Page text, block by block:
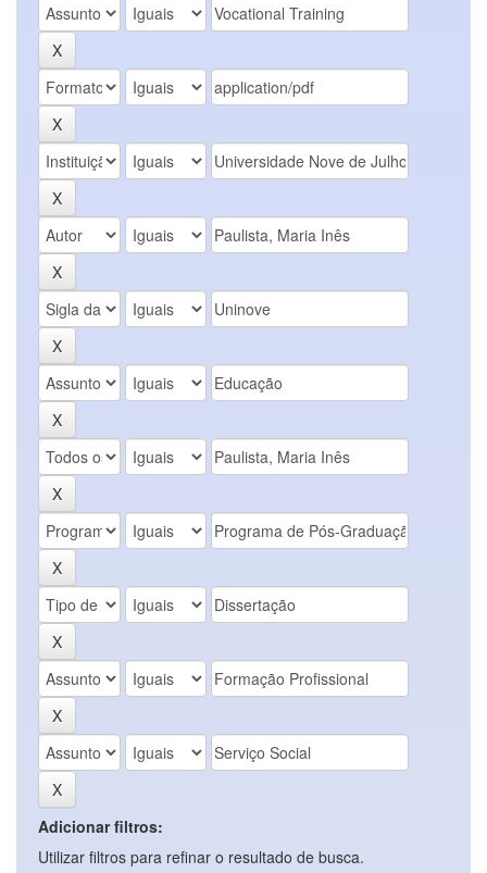
Adicionar filtros:
Utilizar filtros para refinar o resultado de busca.